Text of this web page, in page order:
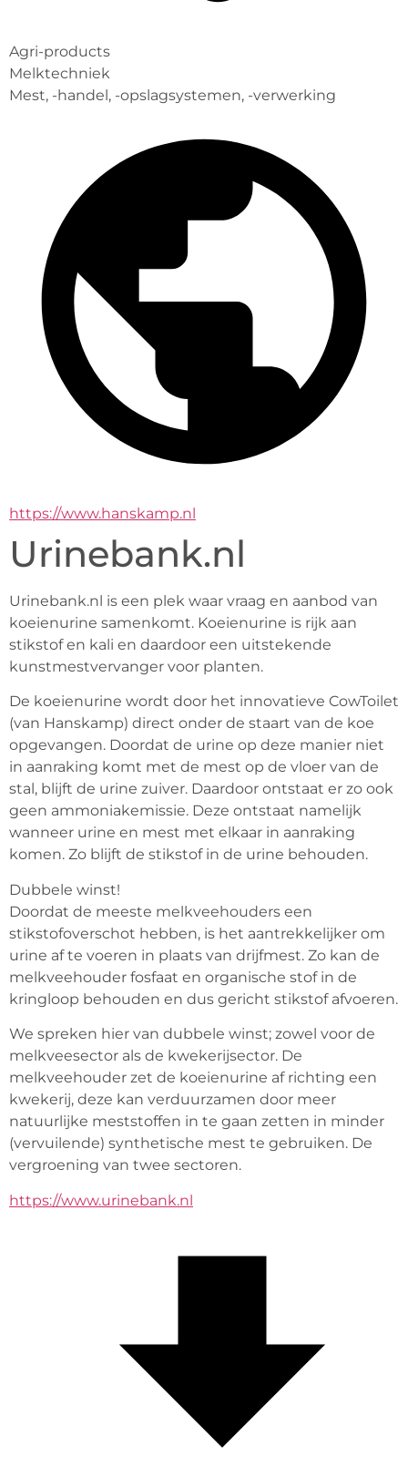
Agri-products
Melktechniek
Mest, -handel, -opslagsystemen, -verwerking
https://www.hanskamp.nl
Urinebank.nl
Urinebank.nl is een plek waar vraag en aanbod van
koeienurine samenkomt. Koeienurine is rijk aan
stikstof en kali en daardoor een uitstekende
kunstmestvervanger voor planten.
De koeienurine wordt door het innovatieve CowToilet
(van Hanskamp) direct onder de staart van de koe
opgevangen. Doordat de urine op deze manier niet
in aanraking komt met de mest op de vloer van de
stal, blijft de urine zuiver. Daardoor ontstaat er zo ook
geen ammoniakemissie. Deze ontstaat namelijk
wanneer urine en mest met elkaar in aanraking
komen. Zo blijft de stikstof in de urine behouden.
Dubbele winst!
Doordat de meeste melkveehouders een
stikstofoverschot hebben, is het aantrekkelijker om
urine af te voeren in plaats van drijfmest. Zo kan de
melkveehouder fosfaat en organische stof in de
kringloop behouden en dus gericht stikstof afvoeren.
We spreken hier van dubbele winst; zowel voor de
melkveesector als de kwekerijsector. De
melkveehouder zet de koeienurine af richting een
kwekerij, deze kan verduurzamen door meer
natuurlijke meststoffen in te gaan zetten in minder
(vervuilende) synthetische mest te gebruiken. De
vergroening van twee sectoren.
https://www.urinebank.nl